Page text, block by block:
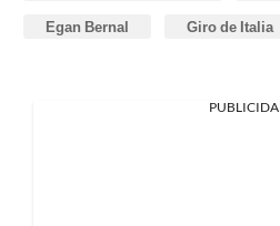
Egan Bernal Giro de Italia